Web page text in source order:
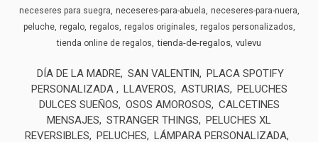
neceseres para suegra neceseres-para-abuela neceseres-para-nuera
peluche regalo regalos regalos originales regalos personalizados
tienda online de regalos tienda-de-regalos vulevu
DÍA DE LA MADRE SAN VALENTIN
PLACA SPOTIFY
PERSONALIZADA
LLAVEROS ASTURIAS
PELUCHES
DULCES SUEÑOS
OSOS AMOROSOS
CALCETINES
MENSAJES
STRANGER THINGS
PELUCHES XL
REVERSIBLES
PELUCHES LÁMPARA PERSONALIZADA